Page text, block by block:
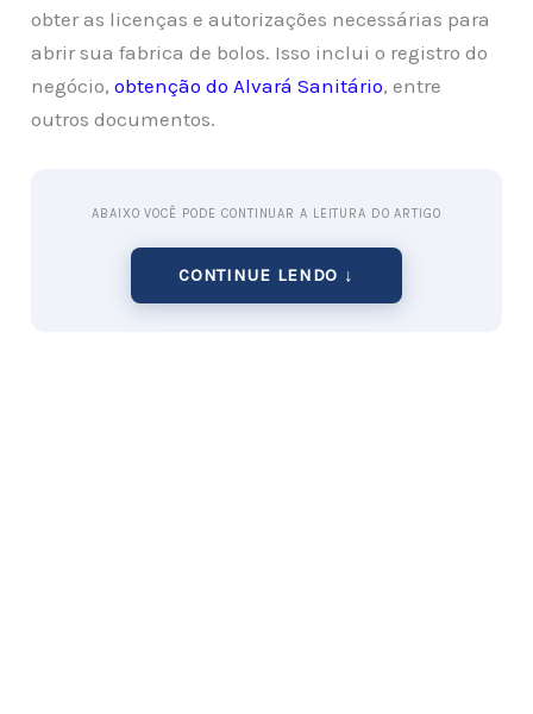
obter as licenças e autorizações necessárias para
abrir sua fabrica de bolos. Isso inclui o registro do
negócio,obtenção do Alvará Sanitário, entre
outros documentos.
ABAIXO VOCÊ PODE CONTINUAR A LEITURA DO ARTIGO
CONTINUE LENDO ↓